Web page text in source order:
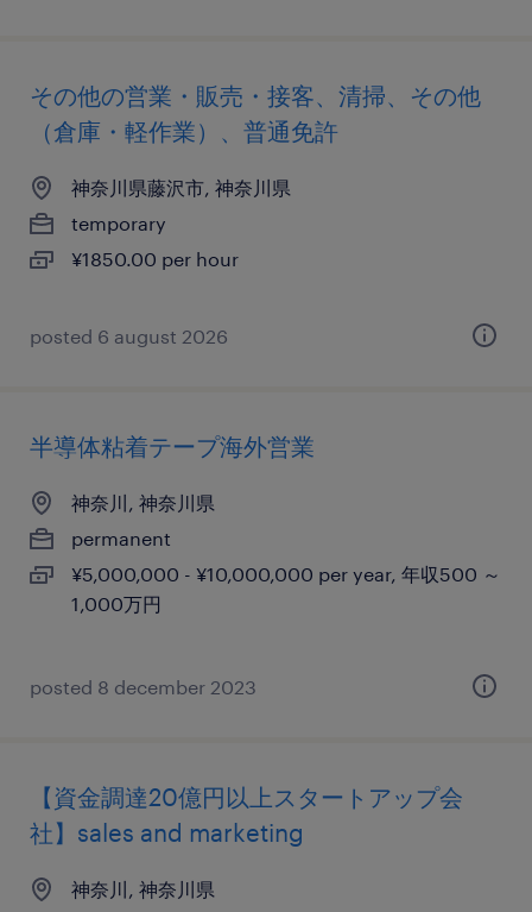
その他の営業・販売・接客、清掃、その他
（倉庫・軽作業）、普通免許
神奈川県藤沢市, 神奈川県
temporary
¥1850.00 per hour
posted 6 august 2026
半導体粘着テープ海外営業
神奈川, 神奈川県
permanent
¥5,000,000 - ¥10,000,000 per year, 年収500 ～
1,000万円
posted 8 december 2023
【資金調達20億円以上スタートアップ会
社】sales and marketing
神奈川, 神奈川県